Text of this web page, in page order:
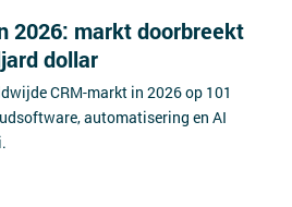
2026: markt doorbreekt
dollar
CRM-markt in 2026 op 101
automatisering en AI